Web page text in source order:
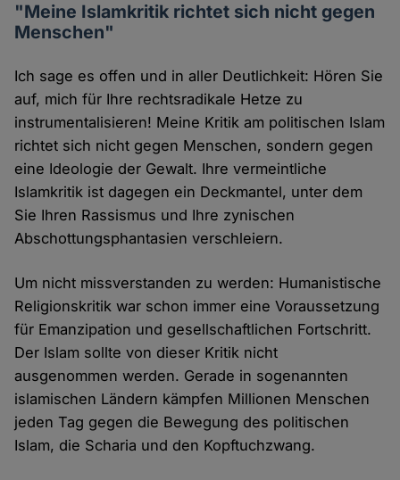
"Meine Islamkritik richtet sich nicht gegen
Menschen"
Ich sage es offen und in aller Deutlichkeit: Hören Sie
auf, mich für Ihre rechtsradikale Hetze zu
instrumentalisieren! Meine Kritik am politischen Islam
richtet sich nicht gegen Menschen, sondern gegen
eine Ideologie der Gewalt. Ihre vermeintliche
Islamkritik ist dagegen ein Deckmantel, unter dem
Sie Ihren Rassismus und Ihre zynischen
Abschottungsphantasien verschleiern.
Um nicht missverstanden zu werden: Humanistische
Religionskritik war schon immer eine Voraussetzung
für Emanzipation und gesellschaftlichen Fortschritt.
Der Islam sollte von dieser Kritik nicht
ausgenommen werden. Gerade in sogenannten
islamischen Ländern kämpfen Millionen Menschen
jeden Tag gegen die Bewegung des politischen
Islam, die Scharia und den Kopftuchzwang.